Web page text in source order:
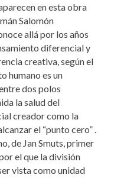
en esta obra
Salomón
allá por los años
diferencial y
creativa, según el
humano es un
dos polos
la salud del
creador como la
el “punto cero” .
de Jan Smuts, primer
el que la división
vista como unidad